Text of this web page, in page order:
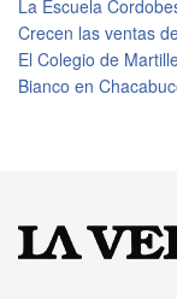
La Escuela
Crecen las ventas
El Colegio de
Bianco en